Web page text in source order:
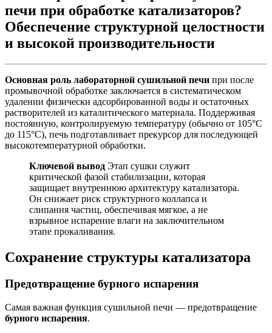
печи при обработке катализаторов?
Обеспечение структурной целостности
и высокой производительности
Основная роль лабораторной сушильной печи при после
промывочной обработке заключается в систематическом
удалении физически адсорбированной воды и остаточных
растворителей из каталитического материала. Поддерживая
постоянную, контролируемую температуру (обычно от 105°C
до 115°C), печь подготавливает прекурсор для последующей
высокотемпературной обработки.
Ключевой вывод Этап сушки служит
критической фазой стабилизации, которая
защищает внутреннюю архитектуру катализатора.
Он снижает риск структурного коллапса и
слипания частиц, обеспечивая мягкое, а не
взрывное испарение влаги на заключительном
этапе прокаливания.
Сохранение структуры катализатора
Предотвращение бурного испарения
Самая важная функция сушильной печи — предотвращение
бурного испарения.